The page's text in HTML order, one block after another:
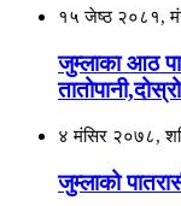
१५ जेष्ठ २०८१,
जुम्लाका आठ
४ मंसिर २०७८,
जुम्लाको